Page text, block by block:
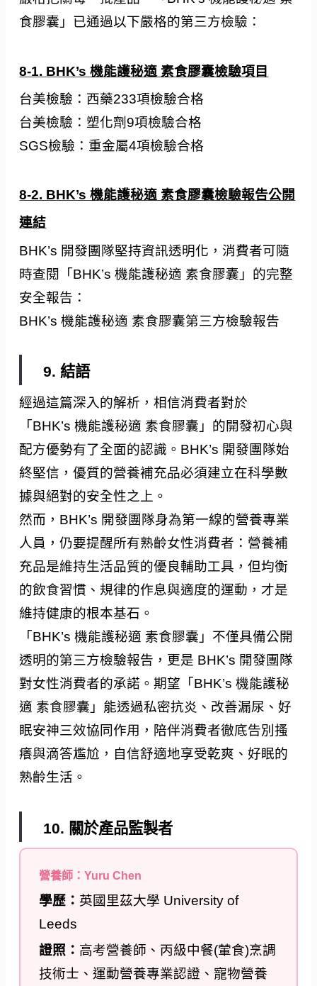
食膠囊」已通過以下嚴格的第三方檢驗：
8-1. BHK’s 機能護秘適 素食膠囊檢驗項目
台美檢驗：西藥233項檢驗合格
台美檢驗：塑化劑9項檢驗合格
SGS檢驗：重金屬4項檢驗合格
8-2. BHK’s 機能護秘適 素食膠囊檢驗報告公開
連結
BHK’s 開發團隊堅持資訊透明化，消費者可隨
時查閱「BHK’s 機能護秘適 素食膠囊」的完整
安全報告：
BHK’s 機能護秘適 素食膠囊第三方檢驗報告
9. 結語
經過這篇深入的解析，相信消費者對於
「BHK’s 機能護秘適 素食膠囊」的開發初心與
配方優勢有了全面的認識。BHK’s 開發團隊始
終堅信，優質的營養補充品必須建立在科學數
據與絕對的安全性之上。
然而，BHK’s 開發團隊身為第一線的營養專業
人員，仍要提醒所有熟齡女性消費者：營養補
充品是維持生活品質的優良輔助工具，但均衡
的飲食習慣、規律的作息與適度的運動，才是
維持健康的根本基石。
「BHK’s 機能護秘適 素食膠囊」不僅具備公開
透明的第三方檢驗報告，更是 BHK’s 開發團隊
對女性消費者的承諾。期望「BHK’s 機能護秘
適 素食膠囊」能透過私密抗炎、改善漏尿、好
眠安神三效協同作用，陪伴消費者徹底告別搔
癢與滴答尷尬，自信舒適地享受乾爽、好眠的
熟齡生活。
10. 關於產品監製者
營養師：Yuru Chen
學歷：英國里茲大學 University of
Leeds
證照： 高考營養師、丙級中餐(葷食)烹調
技術士、運動營養專業認證、寵物營養